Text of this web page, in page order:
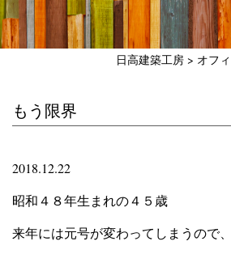
日高建築工房 > オフ
もう限界
2018.12.22
昭和４８年生まれの４５歳
来年には元号が変わってしまうので